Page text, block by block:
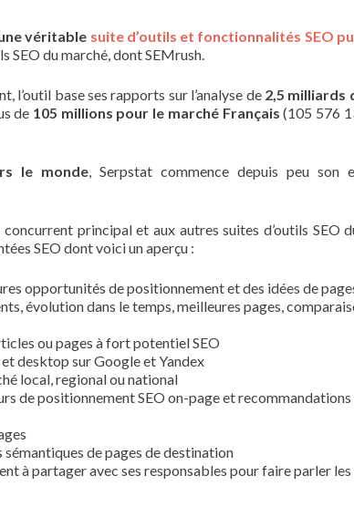
véritable suite d’outils et fonctionnalités SEO
SEO du marché, dont SEMrush.
l’outil base ses rapports sur l’analyse de 2,5 milliards
de 105 millions pour le marché Français (105 576
le monde, Serpstat commence depuis peu son
principal et aux autres suites d’outils SEO
SEO dont voici un aperçu :
opportunités de positionnement et des idées de
évolution dans le temps, meilleures pages,
ou pages à fort potentiel SEO
desktop sur Google et Yandex
local, regional ou national
de positionnement SEO on-page et recommandations
de pages de destination
à partager avec ses responsables pour faire parler les